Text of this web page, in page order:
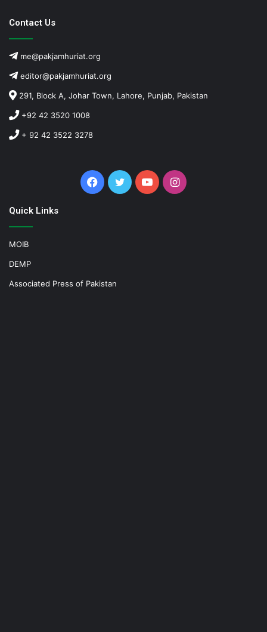
Contact Us
me@pakjamhuriat.org
editor@pakjamhuriat.org
291, Block A, Johar Town, Lahore, Punjab, Pakistan
+92 42 3520 1008
+ 92 42 3522 3278
Facebook
TwitterYouTubeInstagram
Quick Links
MOIB
DEMP
Associated Press of Pakistan